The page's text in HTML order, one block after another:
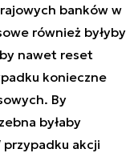
banków w
również byłyby
nawet reset
konieczne
By
byłaby
przypadku akcji